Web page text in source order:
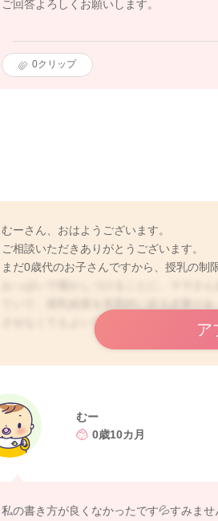
ご回答よろしくお願いします。
0クリップ
むーさん、おはようございます。
ご相談いただきありがとうございます。
まだ0歳代のお子さんですから、授乳の制
させなくてもよいです。
それらを踏まえた上でご質問にお答えして
・抱っこでも寝るのですが、これを機に抱
抱っこしながらの添い寝もよいですよ。
ア
むー
0歳10カ月
私の書き方が良くなかったです💦すみま